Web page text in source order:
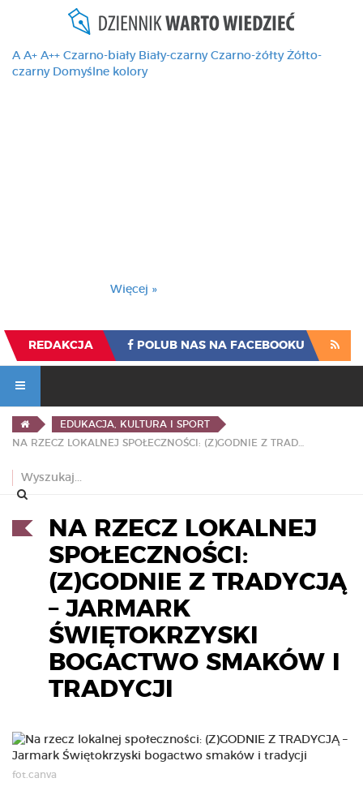
A A+ A++ Czarno-biały Biały-czarny Czarno-żółty Żółto-
czarny Domyślne kolory
Więcej »
REDAKCJA POLUB NAS NA FACEBOOKU
EDUKACJA, KULTURA I SPORT
NA RZECZ LOKALNEJ
SPOŁECZNOŚCI:
(Z)GODNIE Z TRADYCJĄ
– JARMARK
ŚWIĘTOKRZYSKI
BOGACTWO SMAKÓW I
TRADYCJI
fot.canva